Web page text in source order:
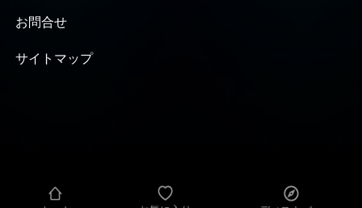
お問合せ
サイトマップ